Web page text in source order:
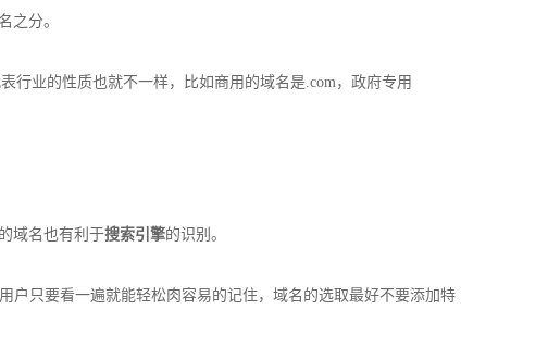
之分。
行业的性质也就不一样，比如商用的域名是.com，政府专用
域名也有利于搜索引擎的识别。
户只要看一遍就能轻松肉容易的记住，域名的选取最好不要添加特